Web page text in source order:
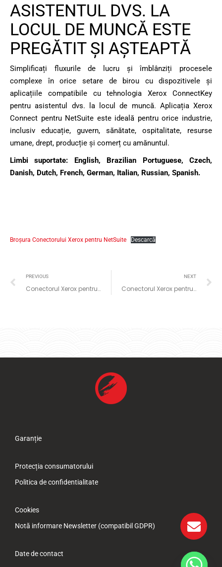
ASISTENTUL DVS. LA
LOCUL DE MUNCĂ ESTE
PREGĂTIT ŞI AŞTEAPTĂ
Simplificați fluxurile de lucru și îmblânziți procesele
complexe în orice setare de birou cu dispozitivele și
aplicațiile compatibile cu tehnologia Xerox ConnectKey
pentru asistentul dvs. la locul de muncă. Aplicația Xerox
Connect pentru NetSuite este ideală pentru orice industrie,
inclusiv educație, guvern, sănătate, ospitalitate, resurse
umane, drept, producție și comerț cu amănuntul.
Limbi suportate: English, Brazilian Portuguese, Czech,
Danish, Dutch, French, German, Italian, Russian, Spanish.
Broşura Conectorului Xerox pentru NetSuite Descarcă
PREVIOUS
Conectorul Xerox pentru Amazon WorkDocs
NEXT
Conectorul Xerox pentru Moodle
Garanție
Protecția consumatorului
Politica de confidentialitate
Cookies
Notă informare Newsletter (compatibil GDPR)
Date de contact